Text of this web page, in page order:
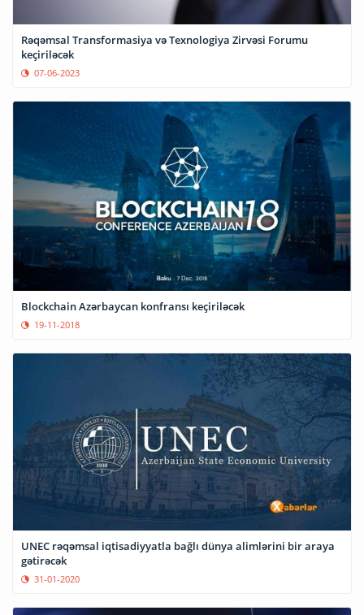
Rəqəmsal Transformasiya və Texnologiya Zirvəsi Forumu
keçiriləcək
07-06-2023
Blockchain Azərbaycan konfransı keçiriləcək
19-11-2018
UNEC rəqəmsal iqtisadiyyatla bağlı dünya alimlərini bir araya
gətirəcək
31-01-2020